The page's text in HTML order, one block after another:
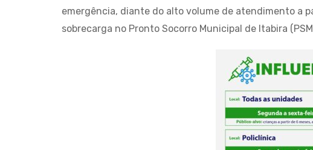
emergência, diante do alto volume de atendimento a
sobrecarga no Pronto Socorro Municipal de Itabira